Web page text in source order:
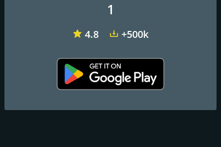
info@lamejormusica.es
1
4.8 +500k